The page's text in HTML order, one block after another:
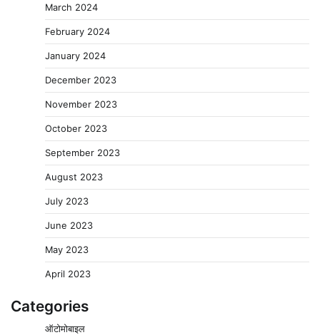
March 2024
February 2024
January 2024
December 2023
November 2023
October 2023
September 2023
August 2023
July 2023
June 2023
May 2023
April 2023
Categories
ऑटोमोबाइल